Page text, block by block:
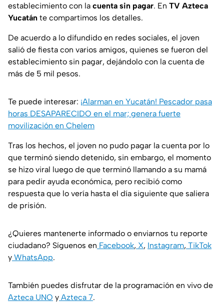
establecimiento con la cuenta sin pagar. En TV Azteca
Yucatán te compartimos los detalles.
De acuerdo a lo difundido en redes sociales, el joven
salió de fiesta con varios amigos, quienes se fueron del
establecimiento sin pagar, dejándolo con la cuenta de
más de 5 mil pesos.
Te puede interesar: ¡Alarman en Yucatán! Pescador pasa
horas DESAPARECIDO en el mar; genera fuerte
movilización en Chelem
Tras los hechos, el joven no pudo pagar la cuenta por lo
que terminó siendo detenido, sin embargo, el momento
se hizo viral luego de que terminó llamando a su mamá
para pedir ayuda económica, pero recibió como
respuesta que lo vería hasta el día siguiente que saliera
de prisión.
¿Quieres mantenerte informado o enviarnos tu reporte
ciudadano? Síguenos en Facebook, X, Instagram, TikTok
y WhatsApp.
También puedes disfrutar de la programación en vivo de
Azteca UNO y Azteca 7.